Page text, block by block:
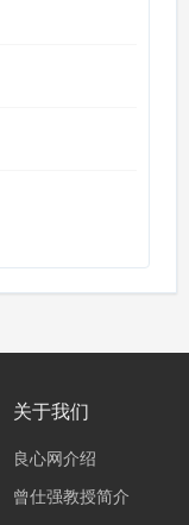
关于我们
良心网介绍
曾仕强教授简介